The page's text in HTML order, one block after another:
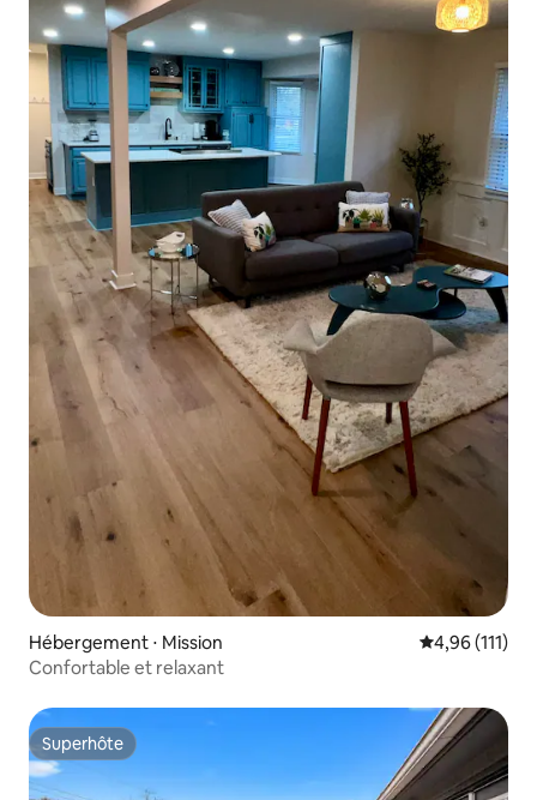
Hébergement ⋅ Mission Évaluation
4,96 (111)
Confortable et relaxant
Superhôte
Superhôte